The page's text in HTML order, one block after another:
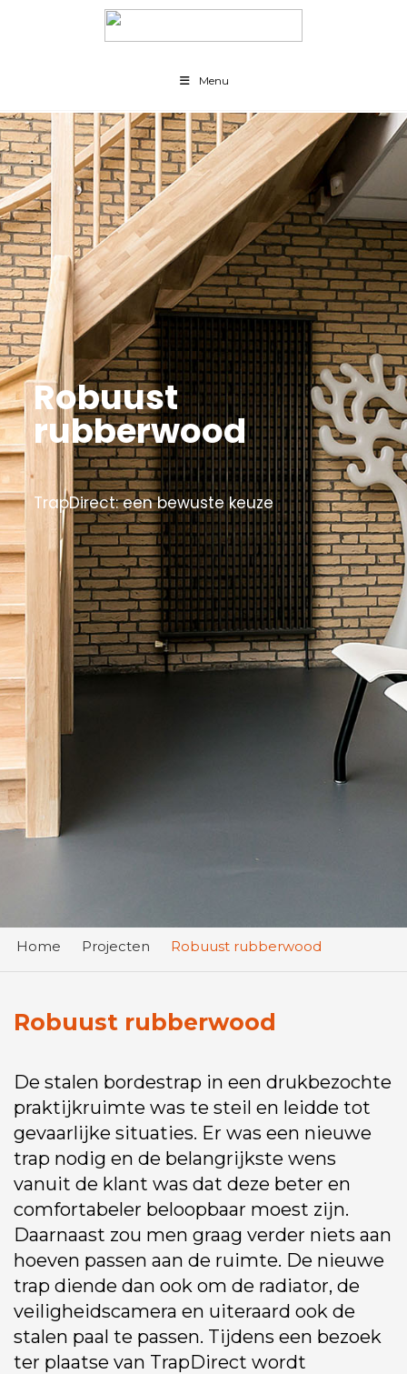
Menu
Robuust
rubberwood
TrapDirect: een bewuste keuze
Home Projecten Robuust rubberwood
Robuust rubberwood
De stalen bordestrap in een drukbezochte
praktijkruimte was te steil en leidde tot
gevaarlijke situaties. Er was een nieuwe
trap nodig en de belangrijkste wens
vanuit de klant was dat deze beter en
comfortabeler beloopbaar moest zijn.
Daarnaast zou men graag verder niets aan
hoeven passen aan de ruimte. De nieuwe
trap diende dan ook om de radiator, de
veiligheidscamera en uiteraard ook de
stalen paal te passen. Tijdens een bezoek
ter plaatse van TrapDirect wordt